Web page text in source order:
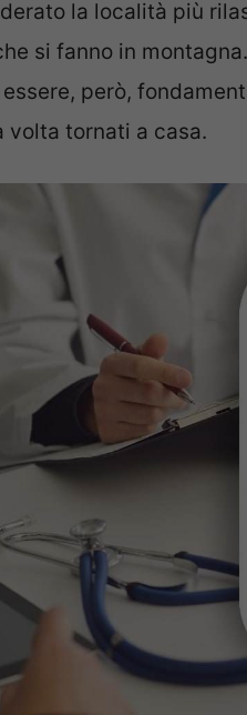
la località più
si fanno in
però,
volta tornati a casa.